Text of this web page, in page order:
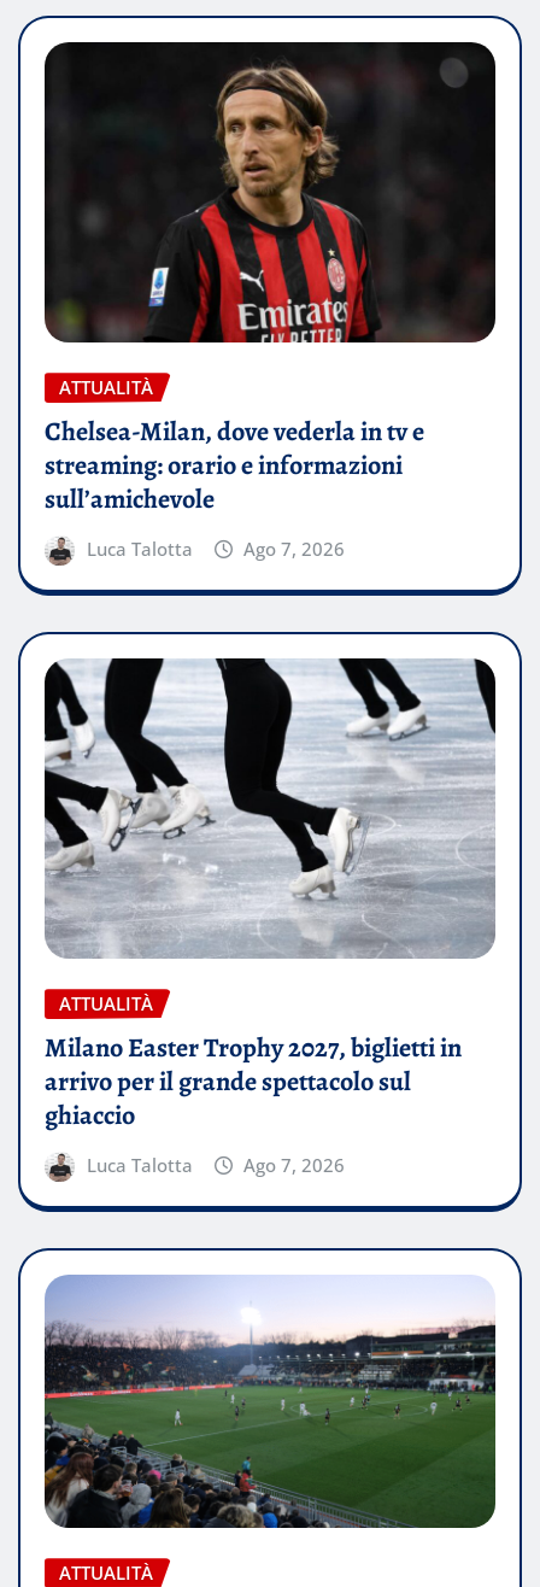
ATTUALITÀ
Chelsea-Milan, dove vederla in tv e
streaming: orario e informazioni
sull’amichevole
Luca Talotta Ago 7, 2026
ATTUALITÀ
Milano Easter Trophy 2027, biglietti in
arrivo per il grande spettacolo sul
ghiaccio
Luca Talotta Ago 7, 2026
ATTUALITÀ